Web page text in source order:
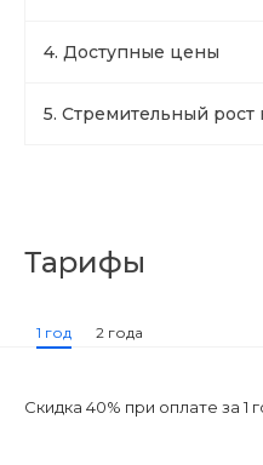
4. Доступные цены
5. Стремительный
Тарифы
1 год 2 года
Скидка 40% при оплате за 1